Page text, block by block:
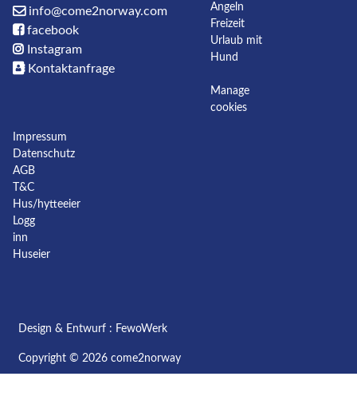
info@come2norway.com
facebook
Instagram
Kontaktanfrage
Angeln
Freizeit
Urlaub mit
Hund
Manage
cookies
Impressum
Datenschutz
AGB
T&C
Hus/hytteeier
Logg
inn
Huseier
Design & Entwurf : FewoWerk
Copyright © 2026 come2norway